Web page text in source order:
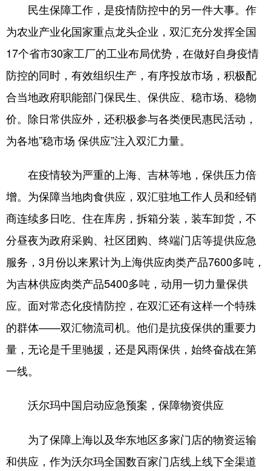
民生保障工作，是疫情防控中的另一件大事。作
为农业产业化国家重点龙头企业，双汇充分发挥全国
17个省市30家工厂的工业布局优势，在做好自身疫情
防控的同时，有效组织生产，有序投放市场，积极配
合当地政府职能部门保民生、保供应、稳市场、稳物
价。除日常供应外，还积极参与各类便民惠民活动，
为各地”稳市场 保供应”注入双汇力量。
在疫情较为严重的上海、吉林等地，保供压力倍
增。为保障当地肉食供应，双汇驻地工作人员和经销
商连续多日吃、住在库房，拆箱分装，装车卸货，不
分昼夜为政府采购、社区团购、终端门店等提供应急
服务，3月份以来累计为上海供应肉类产品7600多吨，
为吉林供应肉类产品5400多吨，动用一切力量保供
应。面对常态化疫情防控，在双汇还有这样一个特殊
的群体——双汇物流司机。他们是抗疫保供的重要力
量，无论是千里驰援，还是风雨保供，始终奋战在第
一线。
沃尔玛中国启动应急预案，保障物资供应
为了保障上海以及华东地区多家门店的物资运输
和供应，作为沃尔玛全国数百家门店线上线下全渠道